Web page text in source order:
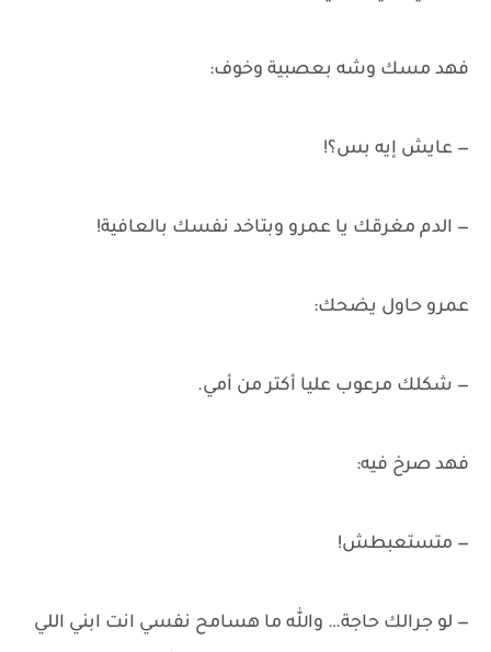
فهد مسك وشه بعصبية وخوف:
— عايش إيه بس؟!
— الدم مغرقك يا عمرو وبتاخد نفسك بالعافية!
عمرو حاول يضحك:
— شكلك مرعوب عليا أكتر من أمي.
فهد صرخ فيه:
— متستعبطش!
— لو جرالك حاجة… والله ما هسامح نفسي انت ابني اللي